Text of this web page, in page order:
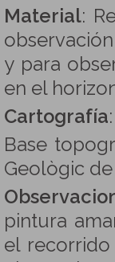
Material:
y para
en el
Cartografía:
Base
Geològic de
pintura
el recorrido